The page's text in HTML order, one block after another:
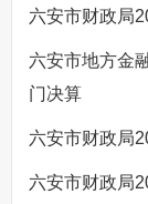
六安市财政局
六安市地方金
门决算
六安市财政局
六安市财政局